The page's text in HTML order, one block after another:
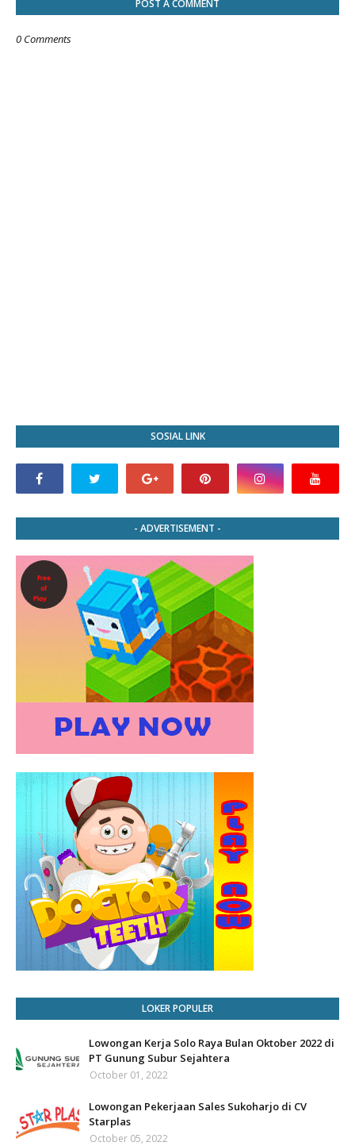
POST A COMMENT
0 Comments
SOSIAL LINK
- ADVERTISEMENT -
LOKER POPULER
Lowongan Kerja Solo Raya Bulan Oktober 2022 di
PT Gunung Subur Sejahtera
October 01, 2022
Lowongan Pekerjaan Sales Sukoharjo di CV
Starplas
October 05, 2022